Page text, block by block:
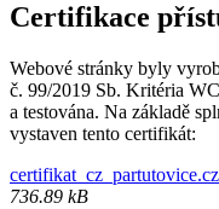
Certifikace
Webové stránky byly
č. 99/2019 Sb. Kritéria
a testována. Na základě
vystaven tento certifikát:
736.89 kB